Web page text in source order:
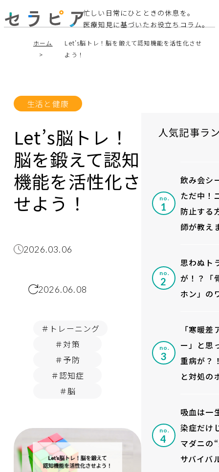
忙しい日常にひとときの休息を。
医療知見に基づいたお役立ちコラム。
ホーム
Let’s脳トレ！脳を鍛えて認知機能を活性化させ
よう！
生活と健康
Let’s脳トレ！
脳を鍛えて認知
機能を活性化さ
せよう！
2026.03.06
2026.06.08
＃トレーニング
＃対策
＃予防
＃認知症
＃脳
人気記事ラ
no.
飲み会シ
ただ中！
防止する
師が教え
no.
思わぬト
が！？「
ホン」の
no.
「寒暖
ー」と思
重病が？
と対処の
no.
吸血は一
染症だけ
マダニの
サバイバ